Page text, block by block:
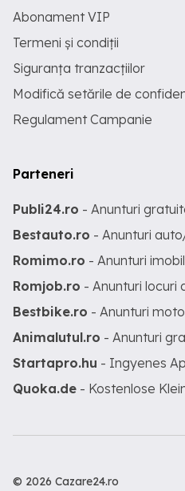
Abonament VIP
Termeni și condiții
Siguranța tranzacțiilor
Modifică setările de
Regulament Campanie
Parteneri
Publi24.ro - Anunturi
Bestauto.ro - Anunturi
Romimo.ro - Anunturi
Romjob.ro - Anunturi locuri
Bestbike.ro - Anunturi moto
Animalutul.ro - Anunturi
Startapro.hu - Ingyenes
Quoka.de - Kostenlose
© 2026 Cazare24.ro